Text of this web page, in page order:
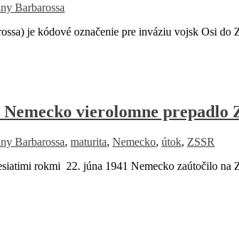
Barbarossa
je kódové označenie pre inváziu vojsk Osi
vierolomne prepadlo
Barbarossa, maturita, Nemecko, útok, ZSSR
rokmi 22. júna 1941 Nemecko zaútočilo na